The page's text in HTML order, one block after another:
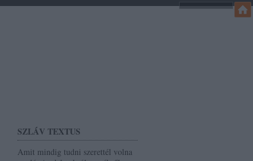
SZLÁV TEXTUS
Amit mindig tudni szerettél volna